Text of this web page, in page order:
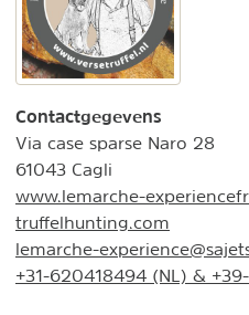
Contactgegevens
Via case sparse Naro 28
61043 Cagli
www.lemarche-
truffelhunting.com
lemarche-
+31-620418494 (NL) &